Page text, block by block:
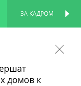
ЗА КАДРОМ
домов к
ПЕРСОНАЛЬНАЯ